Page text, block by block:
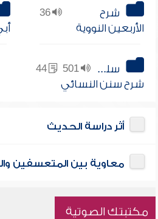
36
شرح
الأربعين النووية
501 سلسلة
شرح سنن النسائي
أثر دراسة الحديث
معاوية بين المتعسفين
مكتبتك الصوتية